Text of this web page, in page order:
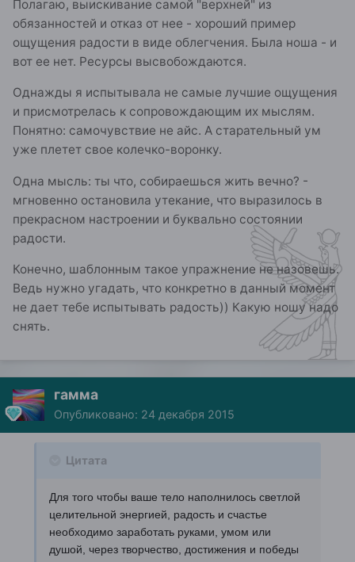
Полагаю, выискивание самой "верхней" из
обязанностей и отказ от нее - хороший пример
ощущения радости в виде облегчения. Была ноша - и
вот ее нет. Ресурсы высвобождаются.
Однажды я испытывала не самые лучшие ощущения
и присмотрелась к сопровождающим их мыслям.
Понятно: самочувствие не айс. А старательный ум
уже плетет свое колечко-воронку.
Одна мысль: ты что, собираешься жить вечно? -
мгновенно остановила утекание, что выразилось в
прекрасном настроении и буквально состоянии
радости.
Конечно, шаблонным такое упражнение не назовешь.
Ведь нужно угадать, что конкретно в данный момент
не дает тебе испытывать радость)) Какую ношу надо
снять.
гамма
Опубликовано: 24 декабря 2015
Цитата
Для того чтобы ваше тело наполнилось светлой
целительной энергией, радость и счастье
необходимо заработать руками, умом или
душой, через творчество, достижения и победы